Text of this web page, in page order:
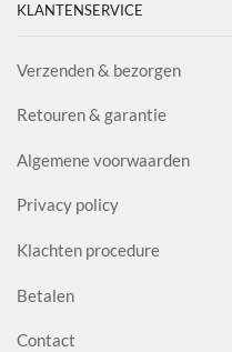
KLANTENSERVICE
Verzenden & bezorgen
Retouren & garantie
Algemene voorwaarden
Privacy policy
Klachten procedure
Betalen
Contact